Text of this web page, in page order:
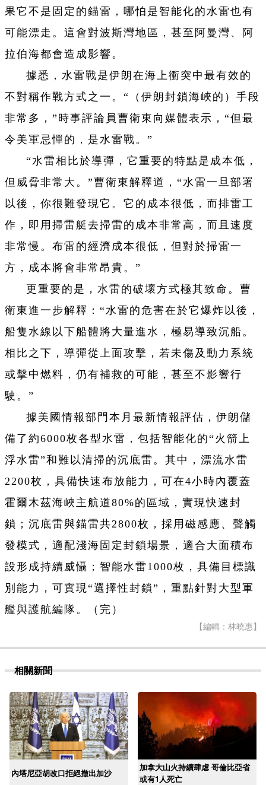
果它不是固定的錨雷，哪怕是智能化的水雷也有
可能漂走。這會對波斯灣地區，甚至阿曼灣、阿
拉伯海都會造成影響。
據悉，水雷戰是伊朗在海上衝突中最有效的
不對稱作戰方式之一。“（伊朗封鎖海峽的）手段
非常多，”時事評論員曹衛東向媒體表示，“但最
令美軍忌憚的，是水雷戰。”
“水雷相比於導彈，它重要的特點是成本低，
但威脅非常大。”曹衛東解釋道，“水雷一旦部署
以後，你很難發現它。它的成本很低，而排雷工
作，即用掃雷艇去掃雷的成本非常高，而且速度
非常慢。布雷的經濟成本很低，但對於掃雷一
方，成本將會非常昂貴。”
更重要的是，水雷的破壞方式極其致命。曹
衛東進一步解釋：“水雷的危害在於它爆炸以後，
船隻水線以下船體將大量進水，極易導致沉船。
相比之下，導彈從上面攻擊，若未傷及動力系統
或擊中燃料，仍有補救的可能，甚至不影響行
駛。”
據美國情報部門本月最新情報評估，伊朗儲
備了約6000枚各型水雷，包括智能化的“火箭上
浮水雷”和難以清掃的沉底雷。其中，漂流水雷
2200枚，具備快速布放能力，可在4小時內覆蓋
霍爾木茲海峽主航道80%的區域，實現快速封
鎖；沉底雷與錨雷共2800枚，採用磁感應、聲觸
發模式，適配淺海固定封鎖場景，適合大面積布
設形成持續威懾；智能水雷1000枚，具備目標識
別能力，可實現“選擇性封鎖”，重點針對大型軍
艦與護航編隊。（完）
【編輯：林曉惠】
相關新聞
內塔尼亞胡改口拒絕撤出加沙
加拿大山火持續肆虐 哥倫比亞省
或有1人死亡